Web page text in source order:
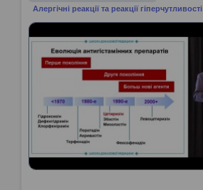
Алергічні реакції та реакції гіперчутливості